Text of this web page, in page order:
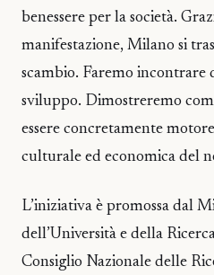
benessere per la società.
manifestazione, Milano si
scambio. Faremo incontrare
sviluppo. Dimostreremo
essere concretamente
culturale ed economica del
L’iniziativa è promossa dal
dell’Università e della
Consiglio Nazionale delle